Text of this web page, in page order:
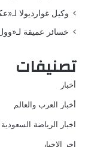
وكيل غوارديولا
خسائر عميقة لـ«وول
تصنيفات
أخبار
أخبار العرب والعالم
اخبار الرياضة السعودية
اخر الاخبار